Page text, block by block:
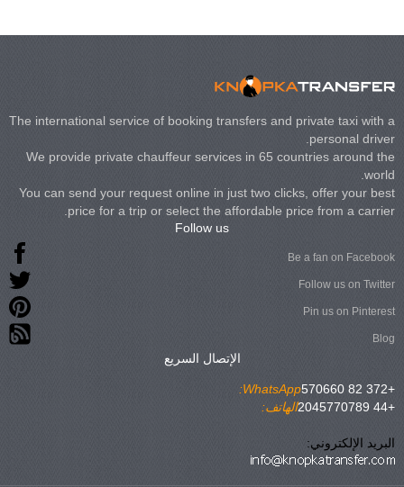
The international service of booking transfers and private taxi with a
personal driver.
We provide private chauffeur services in 65 countries around the
world.
You can send your request online in just two clicks, offer your best
price for a trip or select the affordable price from a carrier.
Follow us
Be a fan on Facebook
Follow us on Twitter
Pin us on Pinterest
Blog
الإتصال السريع
WhatsApp:
+372 82 570660
الهاتف:
+44 2045770789
البريد الإلكتروني: